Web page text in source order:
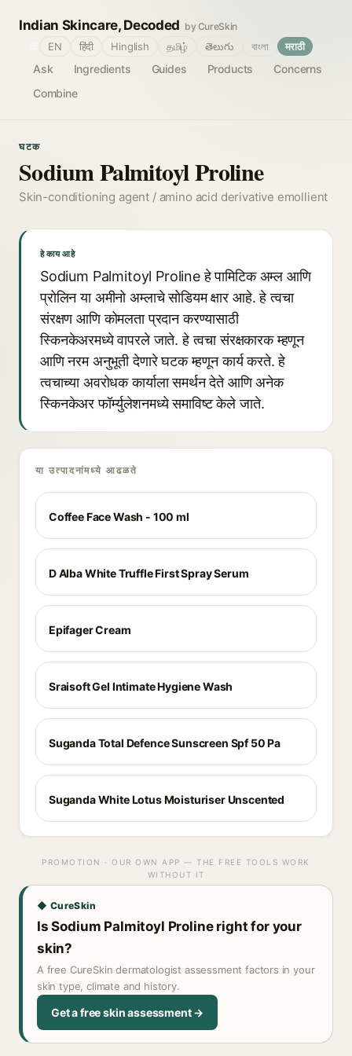
Indian Skincare, Decoded by CureSkin
Ask Ingredients Guides Products
Concerns
Combine
EN हिंदी Hinglish தமிழ் తెలుగు বাংলা मराठी
घटक
Sodium Palmitoyl Proline
Skin-conditioning agent / amino acid derivative emollient
हे काय आहे
Sodium Palmitoyl Proline हे पामिटिक अम्ल आणि
प्रोलिन या अमीनो अम्लाचे सोडियम क्षार आहे. हे त्वचा
संरक्षण आणि कोमलता प्रदान करण्यासाठी
स्किनकेअरमध्ये वापरले जाते. हे त्वचा संरक्षकारक म्हणून
आणि नरम अनुभूती देणारे घटक म्हणून कार्य करते. हे
त्वचाच्या अवरोधक कार्याला समर्थन देते आणि अनेक
स्किनकेअर फॉर्म्युलेशनमध्ये समाविष्ट केले जाते.
या उत्पादनांमध्ये आढळते
Coffee Face Wash - 100 ml
D Alba White Truffle First Spray Serum
Epifager Cream
Sraisoft Gel Intimate Hygiene Wash
Suganda Total Defence Sunscreen Spf 50 Pa
Suganda White Lotus Moisturiser Unscented
PROMOTION · OUR OWN APP — THE FREE TOOLS WORK
WITHOUT IT
◆ CureSkin
Is Sodium Palmitoyl Proline right for your
skin?
A free CureSkin dermatologist assessment factors in your
skin type, climate and history.
Get a free skin assessment →